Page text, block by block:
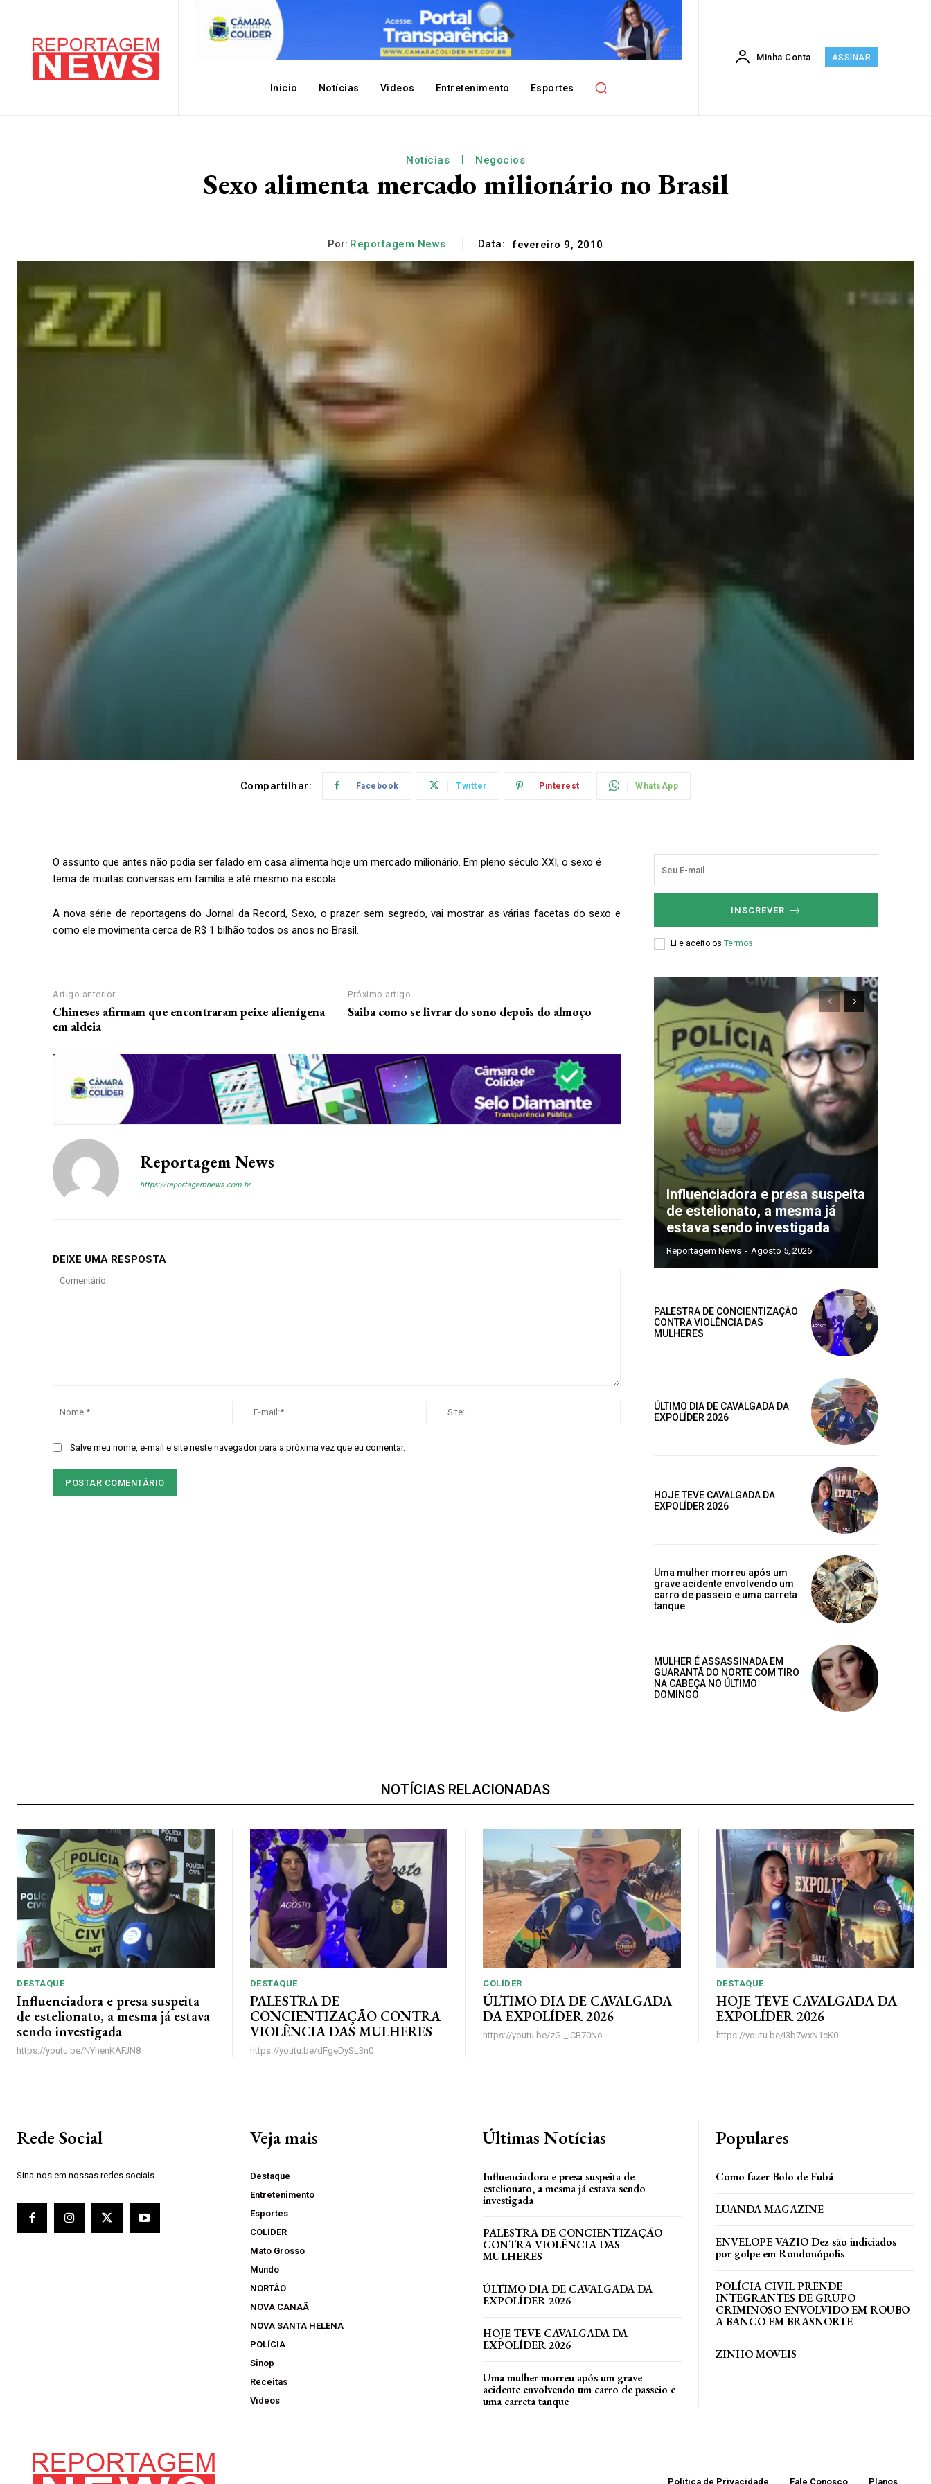
Assine nosso site e tenha acessos exclusivo
Gratuitamente
MENSAL
Inicio Notícias Videos Entretenimento Esportes
Minha Conta ASSINAR
Notícias Negocios
Sexo alimenta mercado milionário no Brasil
Por: Reportagem News Data: fevereiro 9, 2010
Compartilhar: Facebook Twitter Pinterest WhatsApp
O assunto que antes não podia ser falado em casa alimenta hoje um mercado milionário. Em pleno século XXI, o sexo é
tema de muitas conversas em família e até mesmo na escola.
A nova série de reportagens do Jornal da Record, Sexo, o prazer sem segredo, vai mostrar as várias facetas do sexo e
como ele movimenta cerca de R$ 1 bilhão todos os anos no Brasil.
Artigo anterior
Chineses afirmam que encontraram peixe alienígena
em aldeia
Próximo artigo
Saiba como se livrar do sono depois do almoço
Reportagem News
https://reportagemnews.com.br
DEIXE UMA RESPOSTA
Nome:*
Salve meu nome, e-mail e site neste navegador para a próxima vez que eu comentar.
INSCREVER
Li e aceito os Termos.
Influenciadora e presa suspeita
de estelionato, a mesma já
estava sendo investigada
Reportagem News - Agosto 5, 2026
PALESTRA DE CONCIENTIZAÇÃO
CONTRA VIOLÊNCIA DAS
MULHERES
ÚLTIMO DIA DE CAVALGADA DA
EXPOLÍDER 2026
HOJE TEVE CAVALGADA DA
EXPOLÍDER 2026
Uma mulher morreu após um
grave acidente envolvendo um
carro de passeio e uma carreta
tanque
MULHER É ASSASSINADA EM
GUARANTÃ DO NORTE COM TIRO
NA CABEÇA NO ÚLTIMO
DOMINGO
NOTÍCIAS RELACIONADAS
DESTAQUE
Influenciadora e presa suspeita
de estelionato, a mesma já estava
sendo investigada
https://youtu.be/NYhenKAFJN8
DESTAQUE
PALESTRA DE
CONCIENTIZAÇÃO CONTRA
VIOLÊNCIA DAS MULHERES
https://youtu.be/dFgeDySL3n0
COLÍDER
ÚLTIMO DIA DE CAVALGADA
DA EXPOLÍDER 2026
https://youtu.be/zG-_iCB70No
DESTAQUE
HOJE TEVE CAVALGADA DA
EXPOLÍDER 2026
https://youtu.be/I3b7wxN1cK0
Rede Social
Sina-nos em nossas redes sociais.
Veja mais
Destaque
Entretenimento
Esportes
COLÍDER
Mato Grosso
Mundo
NORTÃO
NOVA CANAÃ
NOVA SANTA HELENA
POLÍCIA
Sinop
Receitas
Videos
Últimas Notícias
Influenciadora e presa suspeita de
estelionato, a mesma já estava sendo
investigada
PALESTRA DE CONCIENTIZAÇÃO
CONTRA VIOLÊNCIA DAS
MULHERES
ÚLTIMO DIA DE CAVALGADA DA
EXPOLÍDER 2026
HOJE TEVE CAVALGADA DA
EXPOLÍDER 2026
Uma mulher morreu após um grave
acidente envolvendo um carro de passeio e
uma carreta tanque
Populares
Como fazer Bolo de Fubá
LUANDA MAGAZINE
ENVELOPE VAZIO Dez são indiciados
por golpe em Rondonópolis
POLÍCIA CIVIL PRENDE
INTEGRANTES DE GRUPO
CRIMINOSO ENVOLVIDO EM ROUBO
A BANCO EM BRASNORTE
ZINHO MOVEIS
Política de Privacidade Fale Conosco Planos